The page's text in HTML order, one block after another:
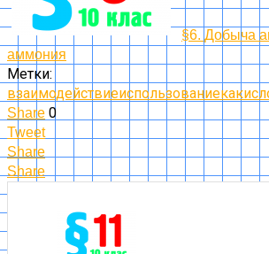
§6. Добыча
аммония
Метки:
взаимодействиеиспользованиека
Share 0
Tweet
Share
Share